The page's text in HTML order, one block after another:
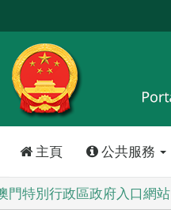
特
政
區
政
口
主頁 公共服務
門特別行政區政府入口網站